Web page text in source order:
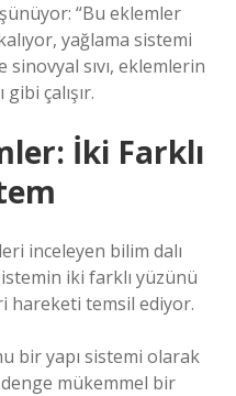
“Bu eklemler
yağlama sistemi
sinovyal sıvı, eklemlerin
çalışır.
İki Farklı
inceleyen bilim dalı
iki farklı yüzünü
hareketi temsil ediyor.
bir yapı sistemi olarak
mükemmel bir